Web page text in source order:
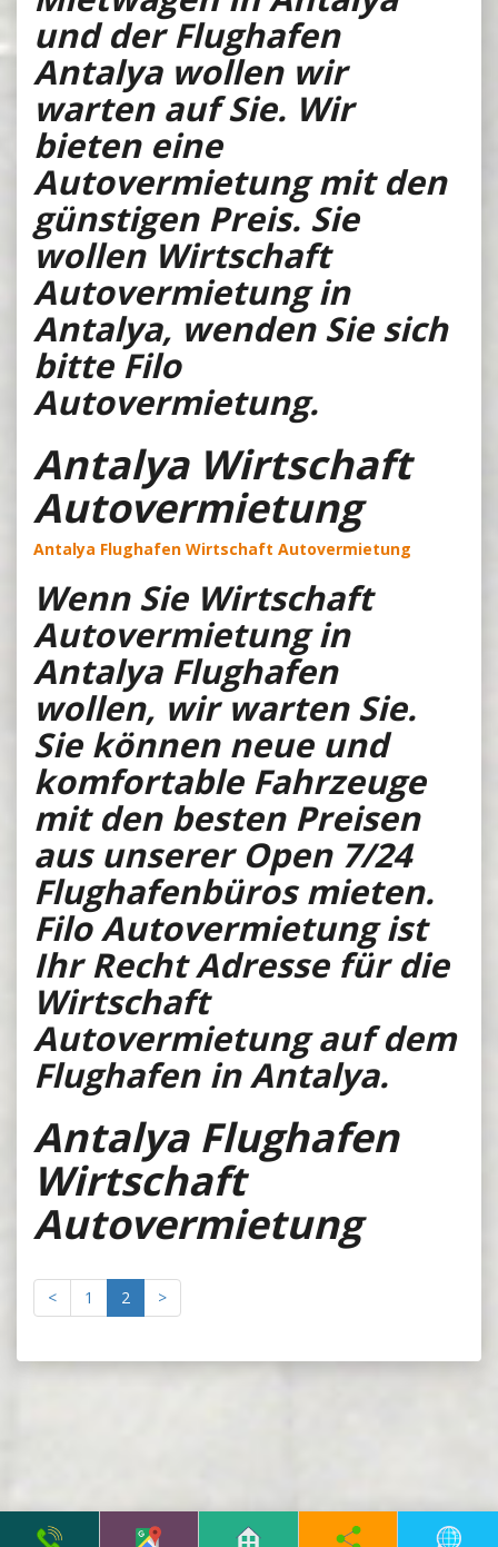
und der Flughafen
Antalya wollen wir
warten auf Sie. Wir
bieten eine
Autovermietung mit den
günstigen Preis. Sie
wollen Wirtschaft
Autovermietung in
Antalya, wenden Sie sich
bitte Filo
Autovermietung.
Antalya Wirtschaft
Autovermietung
Antalya Flughafen Wirtschaft Autovermietung
Wenn Sie Wirtschaft
Autovermietung in
Antalya Flughafen
wollen, wir warten Sie.
Sie können neue und
komfortable Fahrzeuge
mit den besten Preisen
aus unserer Open 7/24
Flughafenbüros mieten.
Filo Autovermietung ist
Ihr Recht Adresse für die
Wirtschaft
Autovermietung auf dem
Flughafen in Antalya.
Antalya Flughafen
Wirtschaft
Autovermietung
< 1 2 >